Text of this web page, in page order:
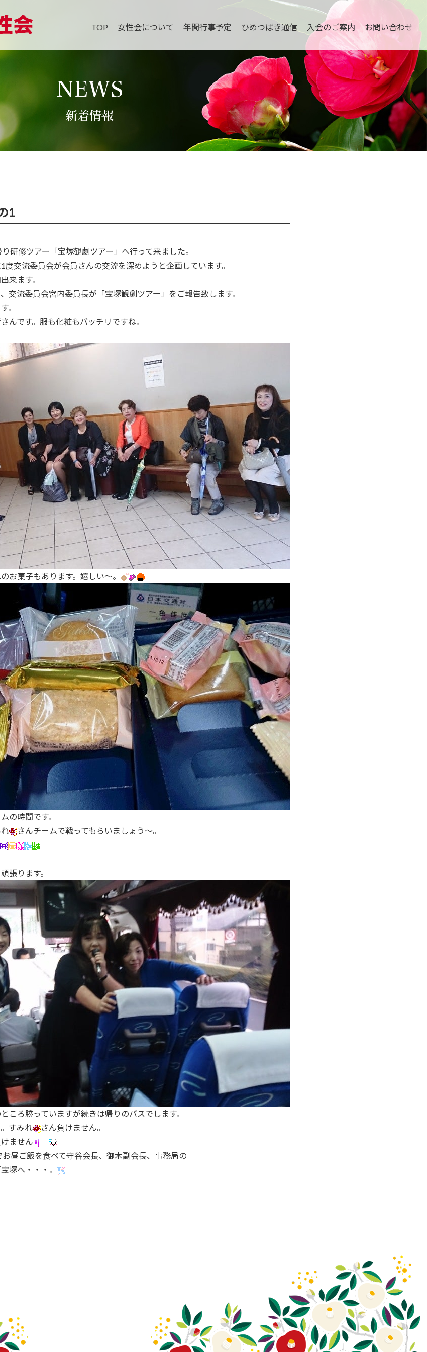
TOP 女性会について 年間行事予定 ひめつばき通信 入会のご案内 お問い合わせ
NEWS
新着情報
1
研修ツアー「宝塚観劇ツアー」へ行って来ました。
交流委員会が会員さんの交流を深めようと企画しています。
来ます。
交流委員会宮内委員長が「宝塚観劇ツアー」をご報告致します。
。
んです。服も化粧もバッチリですね。
お菓子もあります。嬉しい～。
の時間です。
さんチームで戦ってもらいましょう～。
頑張ります。
ころ勝っていますが続きは帰りのバスでします。
すみれ
さん負けません。
ません
昼ご飯を食べて守谷会長、御木副会長、事務局の
へ・・・。